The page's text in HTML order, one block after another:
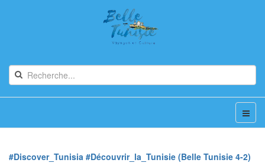
#Discover_Tunisia #Découvrir_la_Tunisie (Belle Tunisie 4-2)